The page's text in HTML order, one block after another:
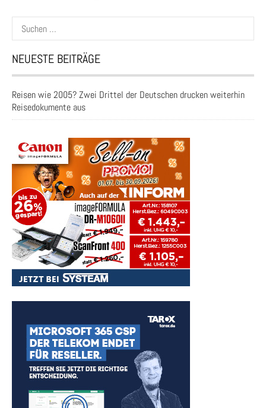
Suchen
nach:
NEUESTE BEITRÄGE
Reisen wie 2005? Zwei Drittel der Deutschen drucken weiterhin
Reisedokumente aus